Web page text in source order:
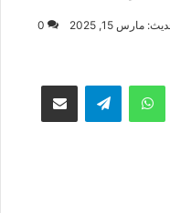
مارس 15, 2025 0
واتساب تيلقرام مشاكة بواسطة البريد